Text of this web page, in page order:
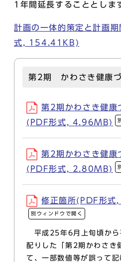
1年間延長することとしま
計画の一体的策定と計画
式, 154.41KB)
第2期 かわさき健康
第2期かわさき健康
(PDF形式, 4.96MB)
第2期かわさき健康
(PDF形式, 2.80MB)
修正箇所(PDF形
別ウィンドウで開く
平成25年6月上旬頃から
配りした「第2期かわさき
て、一部数値等が誤って